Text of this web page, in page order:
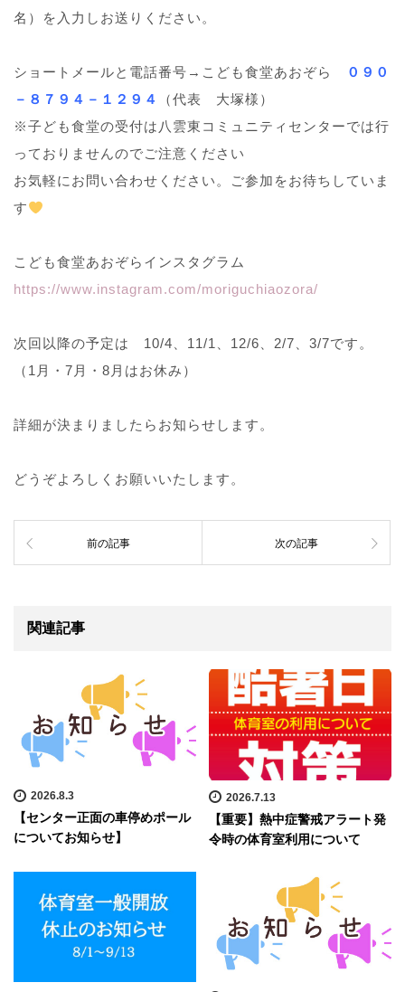
名）を入力しお送りください。
ショートメールと電話番号→こども食堂あおぞら
０９０
－８７９４－１２９４
（代表 大塚様）
※子ども食堂の受付は八雲東コミュニティセンターでは行
っておりませんのでご注意ください
お気軽にお問い合わせください。ご参加をお待ちしていま
す
こども食堂あおぞらインスタグラム
https://www.instagram.com/moriguchiaozora/
次回以降の予定は 10/4、11/1、12/6、2/7、3/7です。
（1月・7月・8月はお休み）
詳細が決まりましたらお知らせします。
どうぞよろしくお願いいたします。
前の記事 次の記事
関連記事
2026.8.3
【センター正面の車停めポール
についてお知らせ】
2026.7.13
【重要】熱中症警戒アラート発
令時の体育室利用について